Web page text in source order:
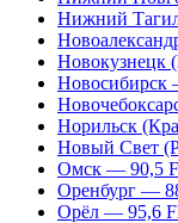
Нижний
Новокузнецк
Новосибирск
Норильск
Новый Свет
Омск — 90,5
Оренбург —
Орёл — 95,6